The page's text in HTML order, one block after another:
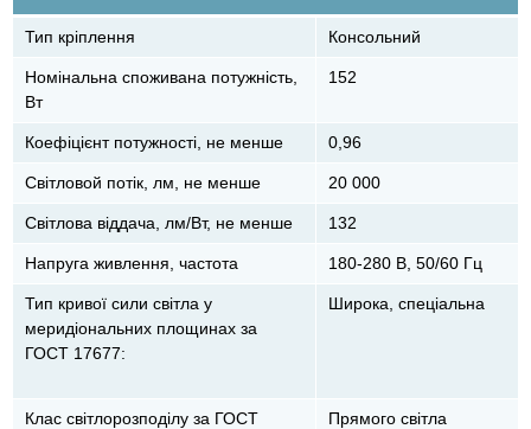
Тип кріплення Консольний
Номінальна споживана потужність,
Вт
152
Коефіцієнт потужності, не менше 0,96
Світловой потік, лм, не менше 20 000
Світлова віддача, лм/Вт, не менше 132
Напруга живлення, частота 180-280 В, 50/60 Гц
Тип кривої сили світла у
меридіональних площинах за
ГОСТ 17677:
Широка, спеціальна
Клас світлорозподілу за ГОСТ
Прямого світла